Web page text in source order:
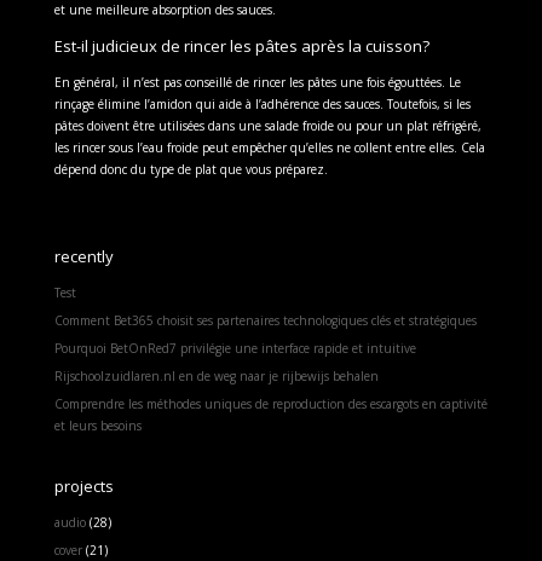
et une meilleure absorption des sauces.
Est-il judicieux de rincer les pâtes après la cuisson?
En général, il n’est pas conseillé de rincer les pâtes une fois égouttées. Le
rinçage élimine l’amidon qui aide à l’adhérence des sauces. Toutefois, si les
pâtes doivent être utilisées dans une salade froide ou pour un plat réfrigéré,
les rincer sous l’eau froide peut empêcher qu’elles ne collent entre elles. Cela
dépend donc du type de plat que vous préparez.
recently
Test
Comment Bet365 choisit ses partenaires technologiques clés et stratégiques
Pourquoi BetOnRed7 privilégie une interface rapide et intuitive
Rijschoolzuidlaren.nl en de weg naar je rijbewijs behalen
Comprendre les méthodes uniques de reproduction des escargots en captivité
et leurs besoins
projects
audio(28)
cover(21)